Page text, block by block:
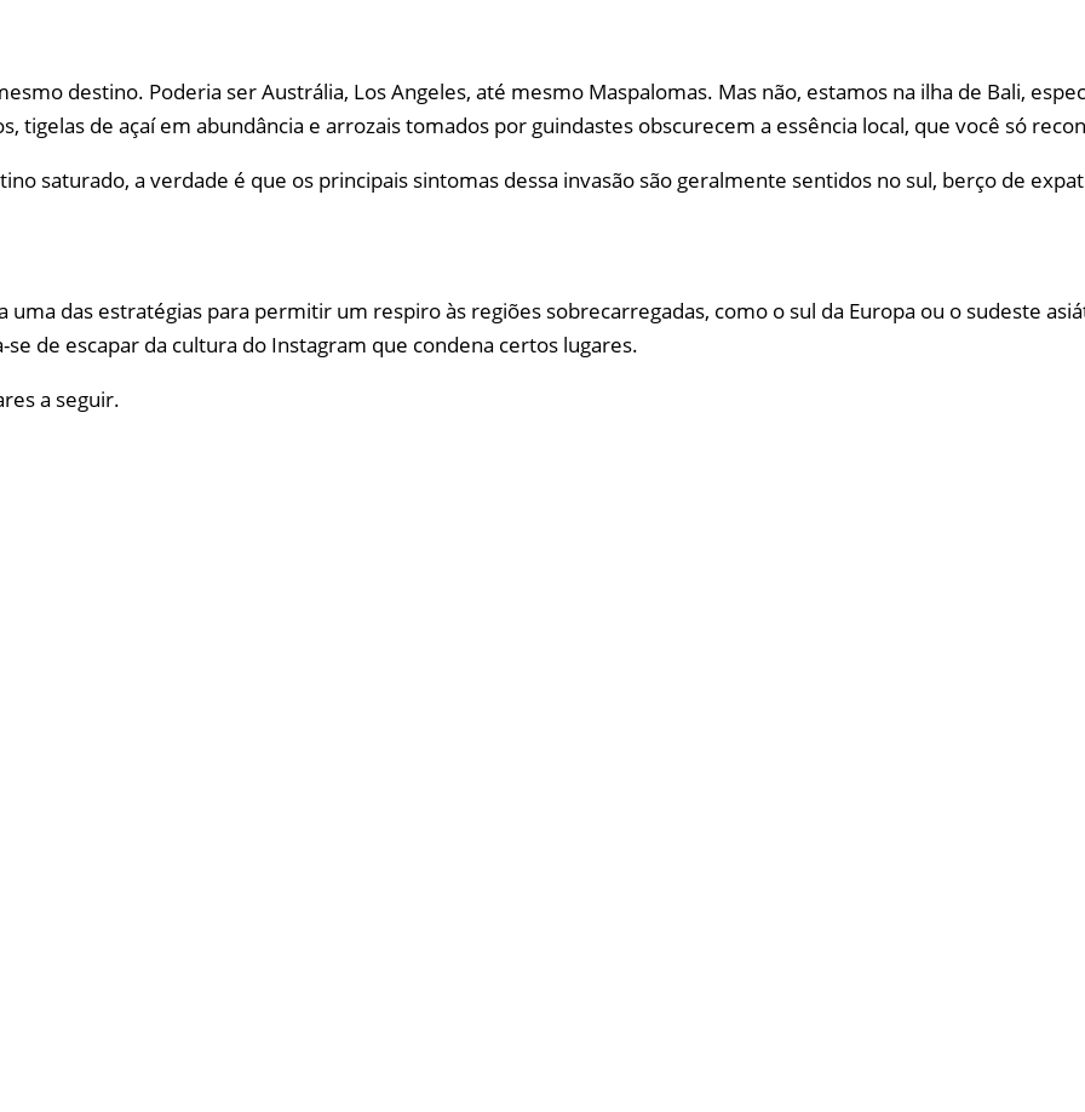
destino. Poderia ser Austrália, Los Angeles, até mesmo Maspalomas. Mas não, estamos na ilha de Bali,
tigelas de açaí em abundância e arrozais tomados por guindastes obscurecem a essência local, que você só
saturado, a verdade é que os principais sintomas dessa invasão são geralmente sentidos no sul, berço de
das estratégias para permitir um respiro às regiões sobrecarregadas, como o sul da Europa ou o sudeste
de escapar da cultura do Instagram que condena certos lugares.
a seguir.